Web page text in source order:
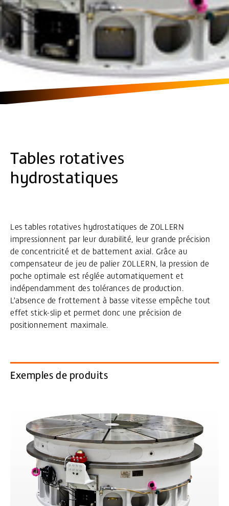
Tables rotatives
hydrostatiques
Les tables rotatives hydrostatiques de ZOLLERN
impressionnent par leur durabilité, leur grande précision
de concentricité et de battement axial. Grâce au
compensateur de jeu de palier ZOLLERN, la pression de
poche optimale est réglée automatiquement et
indépendamment des tolérances de production.
L’absence de frottement à basse vitesse empêche tout
effet stick-slip et permet donc une précision de
positionnement maximale.
Exemples de produits